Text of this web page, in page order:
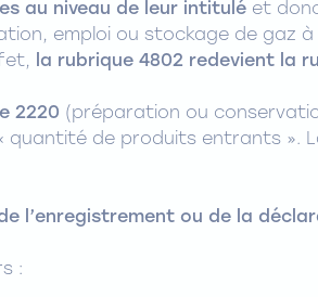
au niveau de leur intitulé et
emploi ou stockage de gaz
la rubrique 4802 redevient la
2220 (préparation ou
quantité de produits entrants ».
l’enregistrement ou de la
: